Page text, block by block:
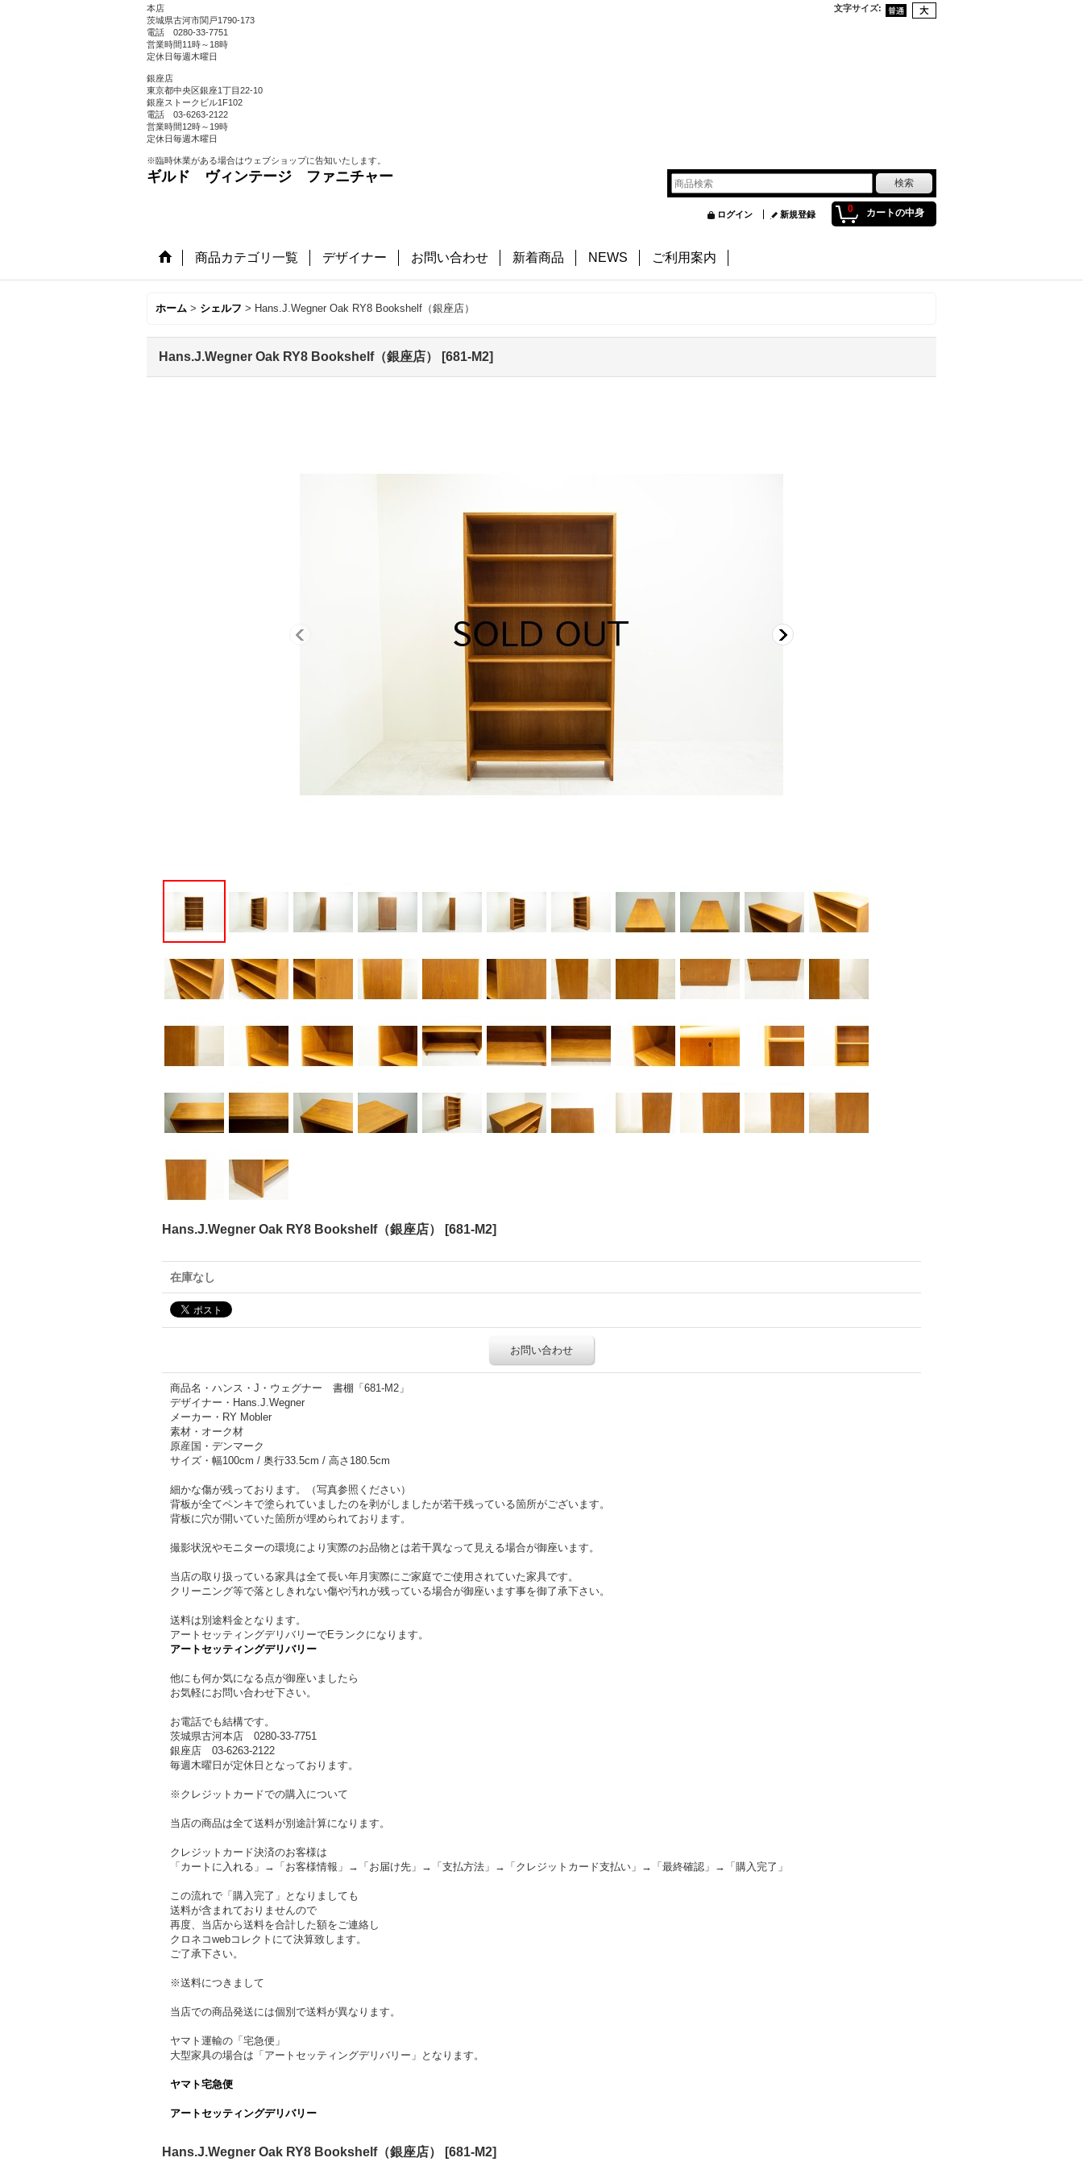
本店
茨城県古河市関戸1790-173
電話 0280-33-7751
営業時間11時～18時
定休日毎週木曜日
銀座店
東京都中央区銀座1丁目22-10
銀座ストークビル1F102
電話 03-6263-2122
営業時間12時～19時
定休日毎週木曜日
※臨時休業がある場合はウェブショップに告知いたします。
文字サイズ:
ギルド ヴィンテージ ファニチャー
0 カートの中身
ログイン 新規登録
商品カテゴリ一覧 デザイナー お問い合わせ 新着商品 NEWS ご利用案内
ホーム > シェルフ > Hans.J.Wegner Oak RY8 Bookshelf（銀座店）
Hans.J.Wegner Oak RY8 Bookshelf（銀座店） [681-M2]
Hans.J.Wegner Oak RY8 Bookshelf（銀座店） [681-M2]
在庫なし
お問い合わせ
商品名・ハンス・J・ウェグナー 書棚「681-M2」
デザイナー・Hans.J.Wegner
メーカー・RY Mobler
素材・オーク材
原産国・デンマーク
サイズ・幅100cm / 奥行33.5cm / 高さ180.5cm
細かな傷が残っております。（写真参照ください）
背板が全てペンキで塗られていましたのを剥がしましたが若干残っている箇所がございます。
背板に穴が開いていた箇所が埋められております。
撮影状況やモニターの環境により実際のお品物とは若干異なって見える場合が御座います。
当店の取り扱っている家具は全て長い年月実際にご家庭でご使用されていた家具です。
クリーニング等で落としきれない傷や汚れが残っている場合が御座います事を御了承下さい。
送料は別途料金となります。
アートセッティングデリバリーでEランクになります。
アートセッティングデリバリー
他にも何か気になる点が御座いましたら
お気軽にお問い合わせ下さい。
お電話でも結構です。
茨城県古河本店 0280-33-7751
銀座店 03-6263-2122
毎週木曜日が定休日となっております。
※クレジットカードでの購入について
当店の商品は全て送料が別途計算になります。
クレジットカード決済のお客様は
「カートに入れる」→「お客様情報」→「お届け先」→「支払方法」→「クレジットカード支払い」→「最終確認」→「購入完了」
この流れで「購入完了」となりましても
送料が含まれておりませんので
再度、当店から送料を合計した額をご連絡し
クロネコwebコレクトにて決算致します。
ご了承下さい。
※送料につきまして
当店での商品発送には個別で送料が異なります。
ヤマト運輸の「宅急便」
大型家具の場合は「アートセッティングデリバリー」となります。
ヤマト宅急便
アートセッティングデリバリー
Hans.J.Wegner Oak RY8 Bookshelf（銀座店） [681-M2]